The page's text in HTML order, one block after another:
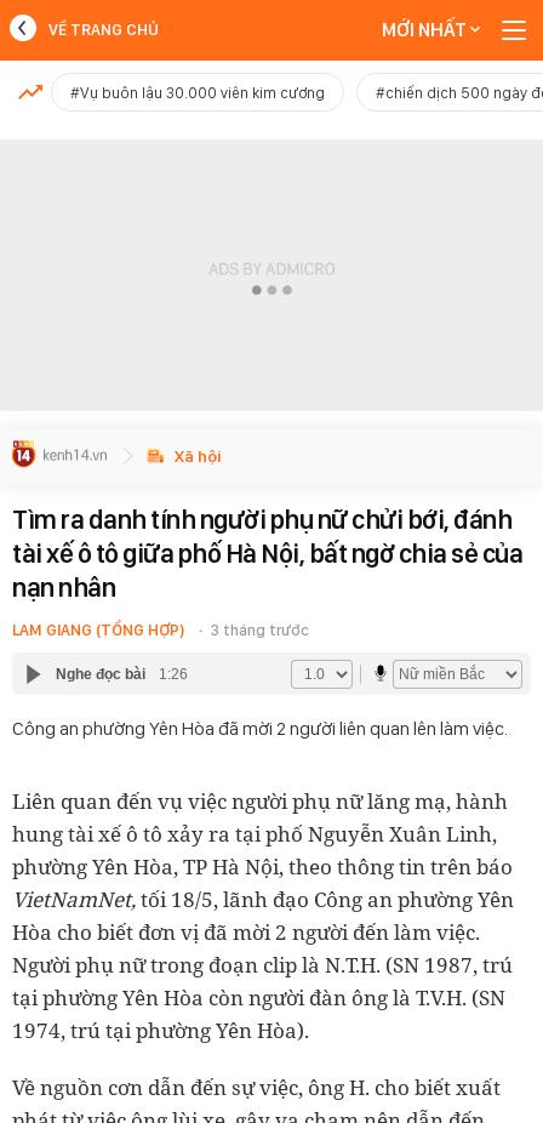
MỚI NHẤT
VỀ TRANG CHỦ MỚI NHẤT
#Vụ buôn lậu 30.000 viên kim cương #chiến dịch 500 ngày
Xã hội
Tìm ra danh tính người phụ nữ chửi bới, đánh
tài xế ô tô giữa phố Hà Nội, bất ngờ chia sẻ của
nạn nhân
LAM GIANG (TỔNG HỢP) 3 tháng trước
Nghe đọc bài 1:26
Công an phường Yên Hòa đã mời 2 người liên quan lên làm việc.
Liên quan đến vụ việc người phụ nữ lăng mạ, hành
hung tài xế ô tô xảy ra tại phố Nguyễn Xuân Linh,
phường Yên Hòa, TP Hà Nội, theo thông tin trên báo
VietNamNet,tối 18/5, lãnh đạo Công an phường Yên
Hòa cho biết đơn vị đã mời 2 người đến làm việc.
Người phụ nữ trong đoạn clip là N.T.H. (SN 1987, trú
tại phường Yên Hòa còn người đàn ông là T.V.H. (SN
1974, trú tại phường Yên Hòa).
Về nguồn cơn dẫn đến sự việc, ông H. cho biết xuất